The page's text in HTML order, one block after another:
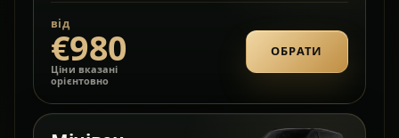
від
€980
Ціни вказані
орієнтовно
ОБРАТИ